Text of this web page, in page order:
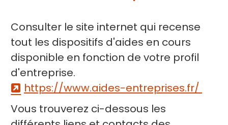
Consulter le site internet qui recense
tout les dispositifs d'aides en cours
disponible en fonction de votre profil
d'entreprise.
https://www.aides-entreprises.fr/
Vous trouverez ci-dessous les